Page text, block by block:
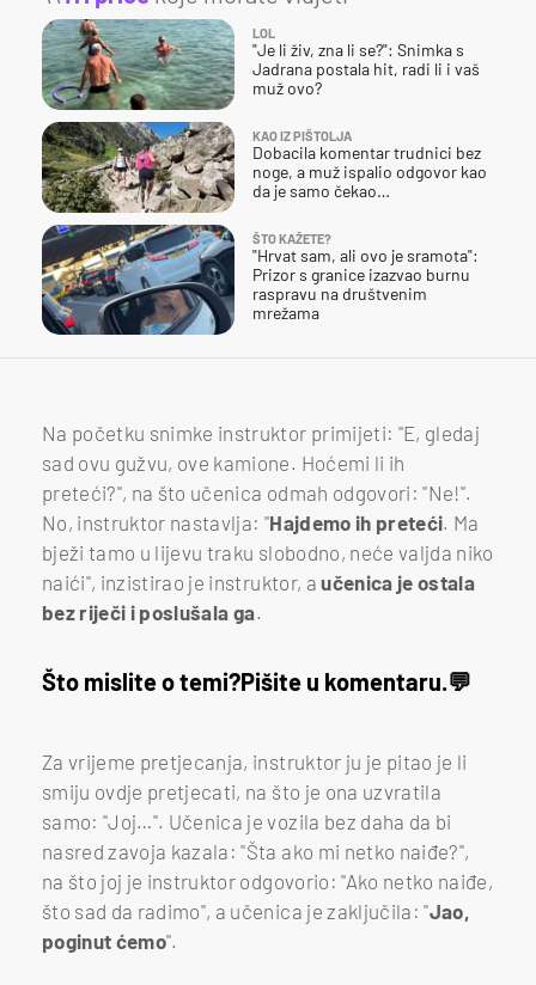
LOL
"Je li živ, zna li se?": Snimka s
Jadrana postala hit, radi li i vaš
muž ovo?
KAO IZ PIŠTOLJA
Dobacila komentar trudnici bez
noge, a muž ispalio odgovor kao
da je samo čekao…
ŠTO KAŽETE?
"Hrvat sam, ali ovo je sramota":
Prizor s granice izazvao burnu
raspravu na društvenim
mrežama
Na početku snimke instruktor primijeti: "E, gledaj
sad ovu gužvu, ove kamione. Hoćemi li ih
preteći?", na što učenica odmah odgovori: "Ne!".
No, instruktor nastavlja: "Hajdemo ih preteći. Ma
bježi tamo u lijevu traku slobodno, neće valjda niko
naići", inzistirao je instruktor, aučenica je ostala
bez riječi i poslušala ga.
Što mislite o temi?Pišite u komentaru.
Za vrijeme pretjecanja, instruktor ju je pitao je li
smiju ovdje pretjecati, na što je ona uzvratila
samo: "Joj…". Učenica je vozila bez daha da bi
nasred zavoja kazala: "Šta ako mi netko naiđe?",
na što joj je instruktor odgovorio: "Ako netko naiđe,
što sad da radimo", a učenica je zaključila: "Jao,
poginut ćemo".